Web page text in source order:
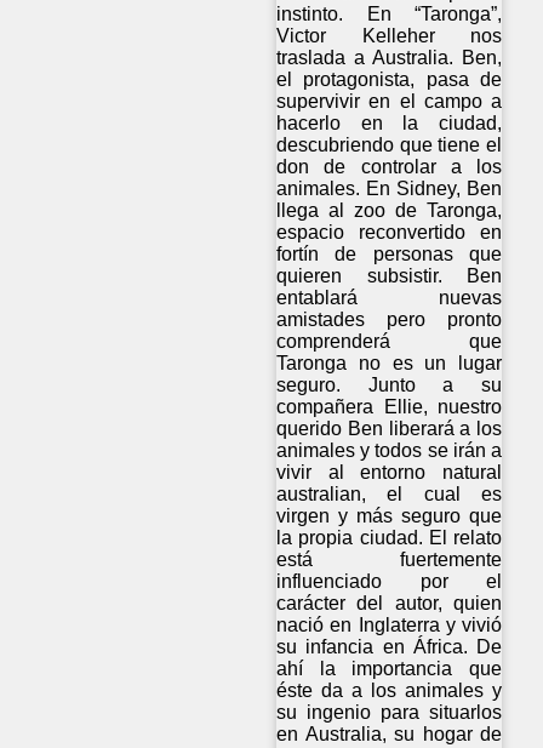
instinto. En “Taronga”,
Victor Kelleher nos
traslada a Australia. Ben,
el protagonista, pasa de
supervivir en el campo a
hacerlo en la ciudad,
descubriendo que tiene el
don de controlar a los
animales. En Sidney, Ben
llega al zoo de Taronga,
espacio reconvertido en
fortín de personas que
quieren subsistir. Ben
entablará nuevas
amistades pero pronto
comprenderá que
Taronga no es un lugar
seguro. Junto a su
compañera Ellie, nuestro
querido Ben liberará a los
animales y todos se irán a
vivir al entorno natural
australian, el cual es
virgen y más seguro que
la propia ciudad. El relato
está fuertemente
influenciado por el
carácter del autor, quien
nació en Inglaterra y vivió
su infancia en África. De
ahí la importancia que
éste da a los animales y
su ingenio para situarlos
en Australia, su hogar de